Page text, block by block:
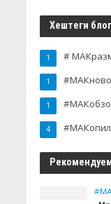
Хештеги
#
1
1
1
4